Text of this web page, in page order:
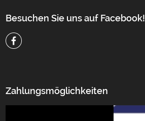
Besuchen Sie uns auf Facebook!
Zahlungsmöglichkeiten